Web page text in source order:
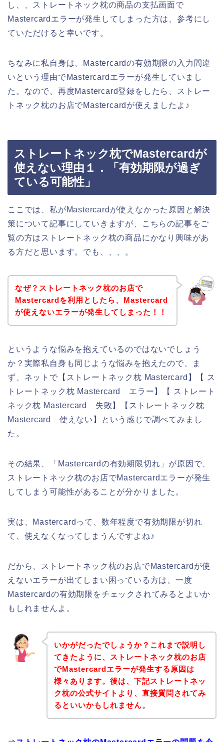
し、、ストレートネック枕の商品の支払画面で
Mastercardエラーが発生してしまった方は、参考にし
ていただけると幸いです。
ちなみに私自身は、Mastercardの有効期限の入力間違
いという理由でMastercardエラーが発生していまし
た。なので、再度Mastercard登録をしたら、ストレー
トネック枕のお店でMastercardが使えましたよ♪
ストレートネック枕でMastercardが
使えない理由１．「有効期限が過ぎ
ている可能性」
ここでは、私がMastercardが使えなかった原因と解決
策について記事にしていきますが、こちらの記事をご
覧の方はストレートネック枕の商品にかなり興味があ
る方だと思います。でも、、、。
なぜ？ストレートネック枕のお店で
Mastercardを利用としたら、Mastercard
が使えないエラーが発生してしまった！！
というような悩みを抱えているのではないでしょう
か？実際私自身も同じような悩みを抱えたので、ま
ず、ネットで【ストレートネック枕 Mastercard】【 ス
トレートネック枕 Mastercard エラー】【 ストレート
ネック枕 Mastercard 失敗】【ストレートネック枕
Mastercard 使えない】という感じで調べてみまし
た。
その結果、「Mastercardの有効期限切れ」が原因で、
ストレートネック枕のお店でMastercardエラーが発生
してしまう可能性があることが分かりました。
実は、Mastercardって、数年程度で有効期限が切れ
て、使えなくなってしまうんですよね♪
だから、ストレートネック枕のお店でMastercardが使
えないエラーが出てしまい困っている方は、一度
Mastercardの有効期限をチェックされてみるとよいか
もしれませんよ。
いかがだったでしょうか？これまで説明し
てきたように、ストレートネック枕のお店
でMastercardエラーが発生する原因は
様々あります。後は、下記ストレートネッ
ク枕の公式サイトより、直接質問されてみ
るといいかもしれません。